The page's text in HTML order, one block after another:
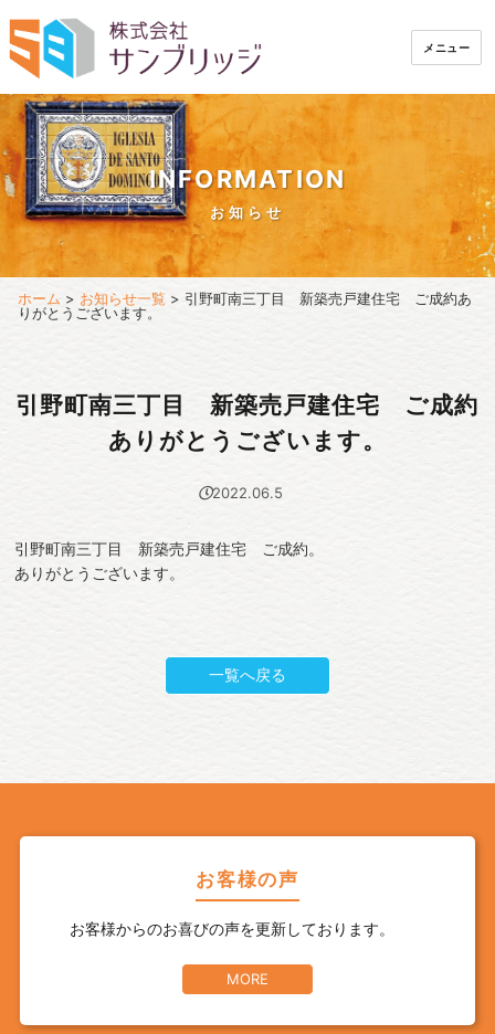
メニュー
INFORMATION
お知らせ
ホーム > お知らせ一覧 > 引野町南三丁目 新築売戸建住宅 ご成約あ
りがとうございます。
引野町南三丁目 新築売戸建住宅 ご成約
ありがとうございます。
2022.06.5
引野町南三丁目 新築売戸建住宅 ご成約。
ありがとうございます。
一覧へ戻る
お客様の声
お客様からのお喜びの声を更新しております。
MORE